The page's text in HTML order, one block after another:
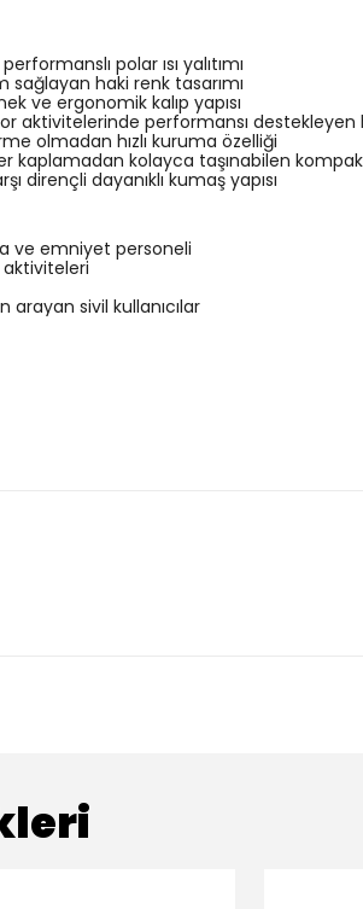
polar ısı yalıtımı
haki renk tasarımı
ve ergonomik kalıp yapısı
aktivitelerinde performansı
olmadan hızlı kuruma özelliği
kaplamadan kolayca taşınabilen
dirençli dayanıklı kumaş yapısı
ve emniyet personeli
aktiviteleri
sivil kullanıcılar